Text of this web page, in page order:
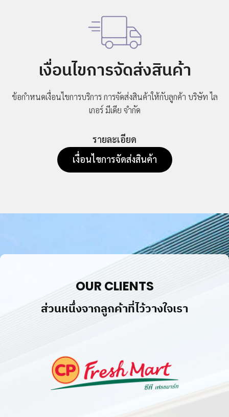
เงื่อนไขการจัดส่งสินค้า
ข้อกำหนดเงื่อนไขการบริการ การจัดส่งสินค้าให้กับลูกค้า บริษัท ไล
เกอร์ มีเดีย จำกัด
รายละเอียด
เงื่อนไขการจัดส่งสินค้า
OUR CLIENTS
ส่วนหนึ่งจากลูกค้าที่ไว้วางใจเรา